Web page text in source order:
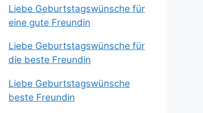
Liebe Geburtstagswünsche für
eine gute Freundin
Liebe Geburtstagswünsche für
die beste Freundin
Liebe Geburtstagswünsche
beste Freundin